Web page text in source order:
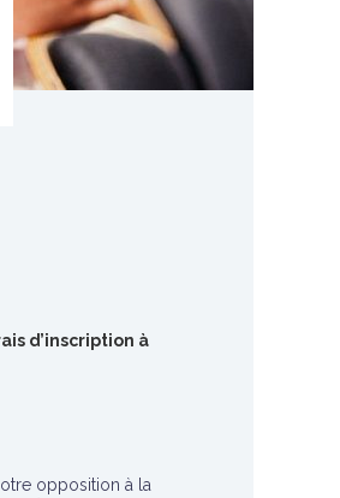
d’inscription à
opposition à la